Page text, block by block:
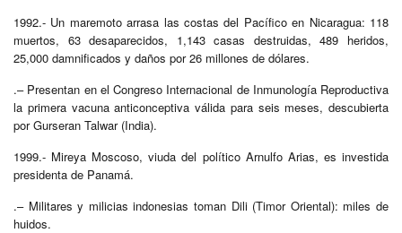
1992.- Un maremoto arrasa las costas del Pacífico en Nicaragua: 118
muertos, 63 desaparecidos, 1,143 casas destruidas, 489 heridos,
25,000 damnificados y daños por 26 millones de dólares.
.– Presentan en el Congreso Internacional de Inmunología Reproductiva
la primera vacuna anticonceptiva válida para seis meses, descubierta
por Gurseran Talwar (India).
1999.- Mireya Moscoso, viuda del político Arnulfo Arias, es investida
presidenta de Panamá.
.– Militares y milicias indonesias toman Dili (Timor Oriental): miles de
huidos.